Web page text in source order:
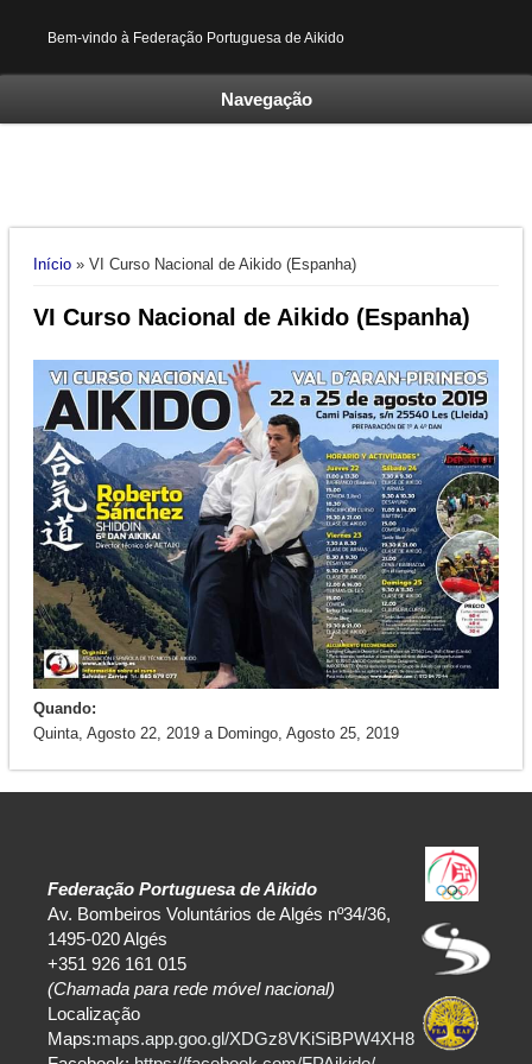
Bem-vindo à Federação Portuguesa de Aikido
Navegação
Está aqui
Início» VI Curso Nacional de Aikido (Espanha)
VI Curso Nacional de Aikido (Espanha)
Quando:
Quinta, Agosto 22, 2019a Domingo, Agosto 25, 2019
Federação Portuguesa de Aikido
Av. Bombeiros Voluntários de Algés nº34/36,
1495-020 Algés
+351 926 161 015
(Chamada para rede móvel nacional)
Localização
Maps:maps.app.goo.gl/XDGz8VKiSiBPW4XH8